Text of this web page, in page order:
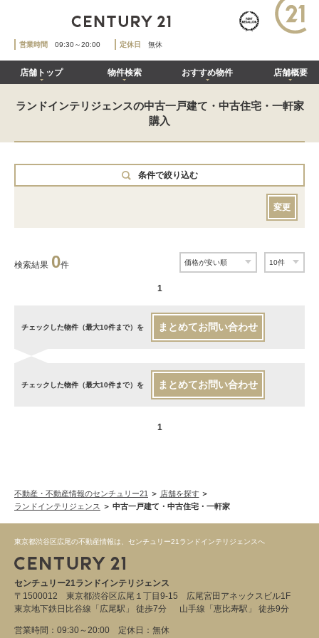
営業時間 09:30～20:00 定休日 無休
店舗トップ 物件検索 おすすめ物件 店舗概要
ランドインテリジェンスの中古一戸建て・中古住宅・一軒家
購入
条件で絞り込む
変更
検索結果 0件
1
チェックした物件（最大10件まで）を まとめてお問い合わせ
チェックした物件（最大10件まで）を まとめてお問い合わせ
1
不動産・不動産情報のセンチュリー21
店舗を探す
ランドインテリジェンス
中古一戸建て・中古住宅・一軒家
東京都渋谷区広尾の不動産情報は、センチュリー21ランドインテリジェンスへ
センチュリー21ランドインテリジェンス
〒1500012 東京都渋谷区広尾１丁目9-15 広尾宮田アネックスビル1F
東京地下鉄日比谷線「広尾駅」 徒歩7分 山手線「恵比寿駅」 徒歩9分
営業時間：09:30～20:00 定休日：無休